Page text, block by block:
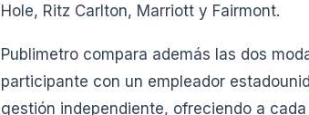
Hole, Ritz Carlton, Marriott y Fairmont.
Publimetro compara además las dos
participante con un empleador
gestión independiente, ofreciendo a